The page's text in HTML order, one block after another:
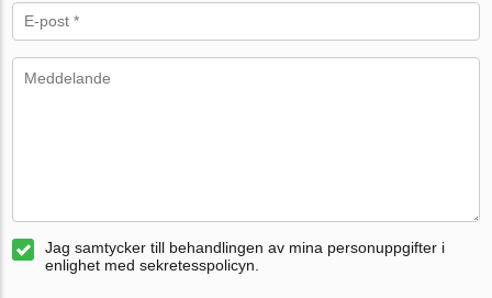
Jag samtycker till behandlingen av mina personuppgifter i
enlighet med sekretesspolicyn.